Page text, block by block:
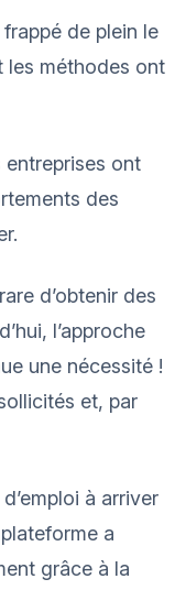
de plein le
les méthodes ont
entreprises ont
des
d’obtenir des
l’approche
une nécessité !
et, par
à arriver
a
grâce à la